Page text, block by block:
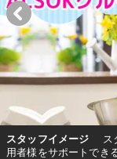
スタッフイメージ
ス
用者様をサポートでき